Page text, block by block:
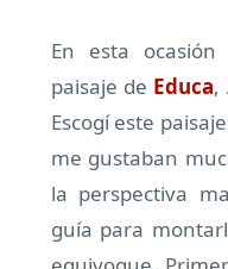
En esta
paisaje de Educa,
Escogí este
me gustaban
la perspectiva
guía para